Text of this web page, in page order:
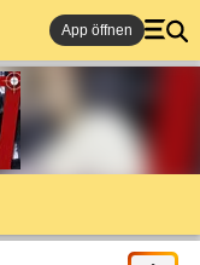
App öffnen